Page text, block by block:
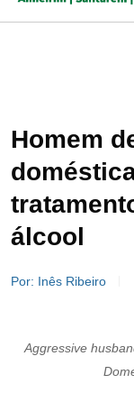
Homem
álcool
Por: Inês Ribeiro
Aggressive